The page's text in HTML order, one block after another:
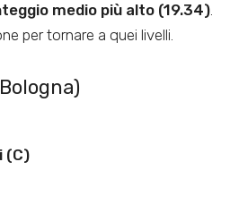
medio più alto (19.34).
per tornare a quei livelli.
(C)